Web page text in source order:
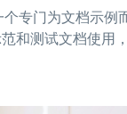
专门为文档示例
和测试文档使用